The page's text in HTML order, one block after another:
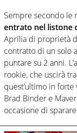
Sempre secondo le
entrato nel listone
Aprilia di proprietà
contratto di un solo
puntare su 2 anni.
rookie, che uscirà tra
quest’ultimo in
Brad Binder e
occasione di